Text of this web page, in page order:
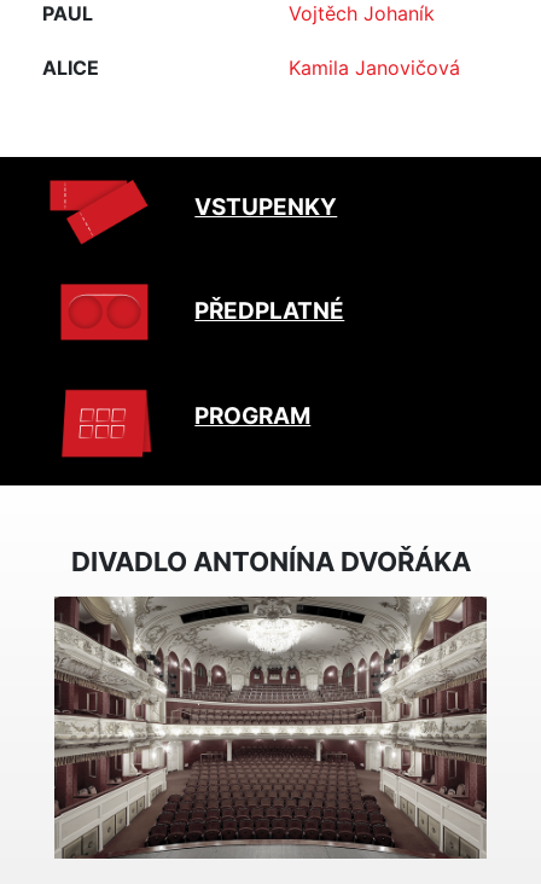
PAUL Vojtěch Johaník
ALICE Kamila Janovičová
VSTUPENKY
PŘEDPLATNÉ
PROGRAM
DIVADLO ANTONÍNA DVOŘÁKA